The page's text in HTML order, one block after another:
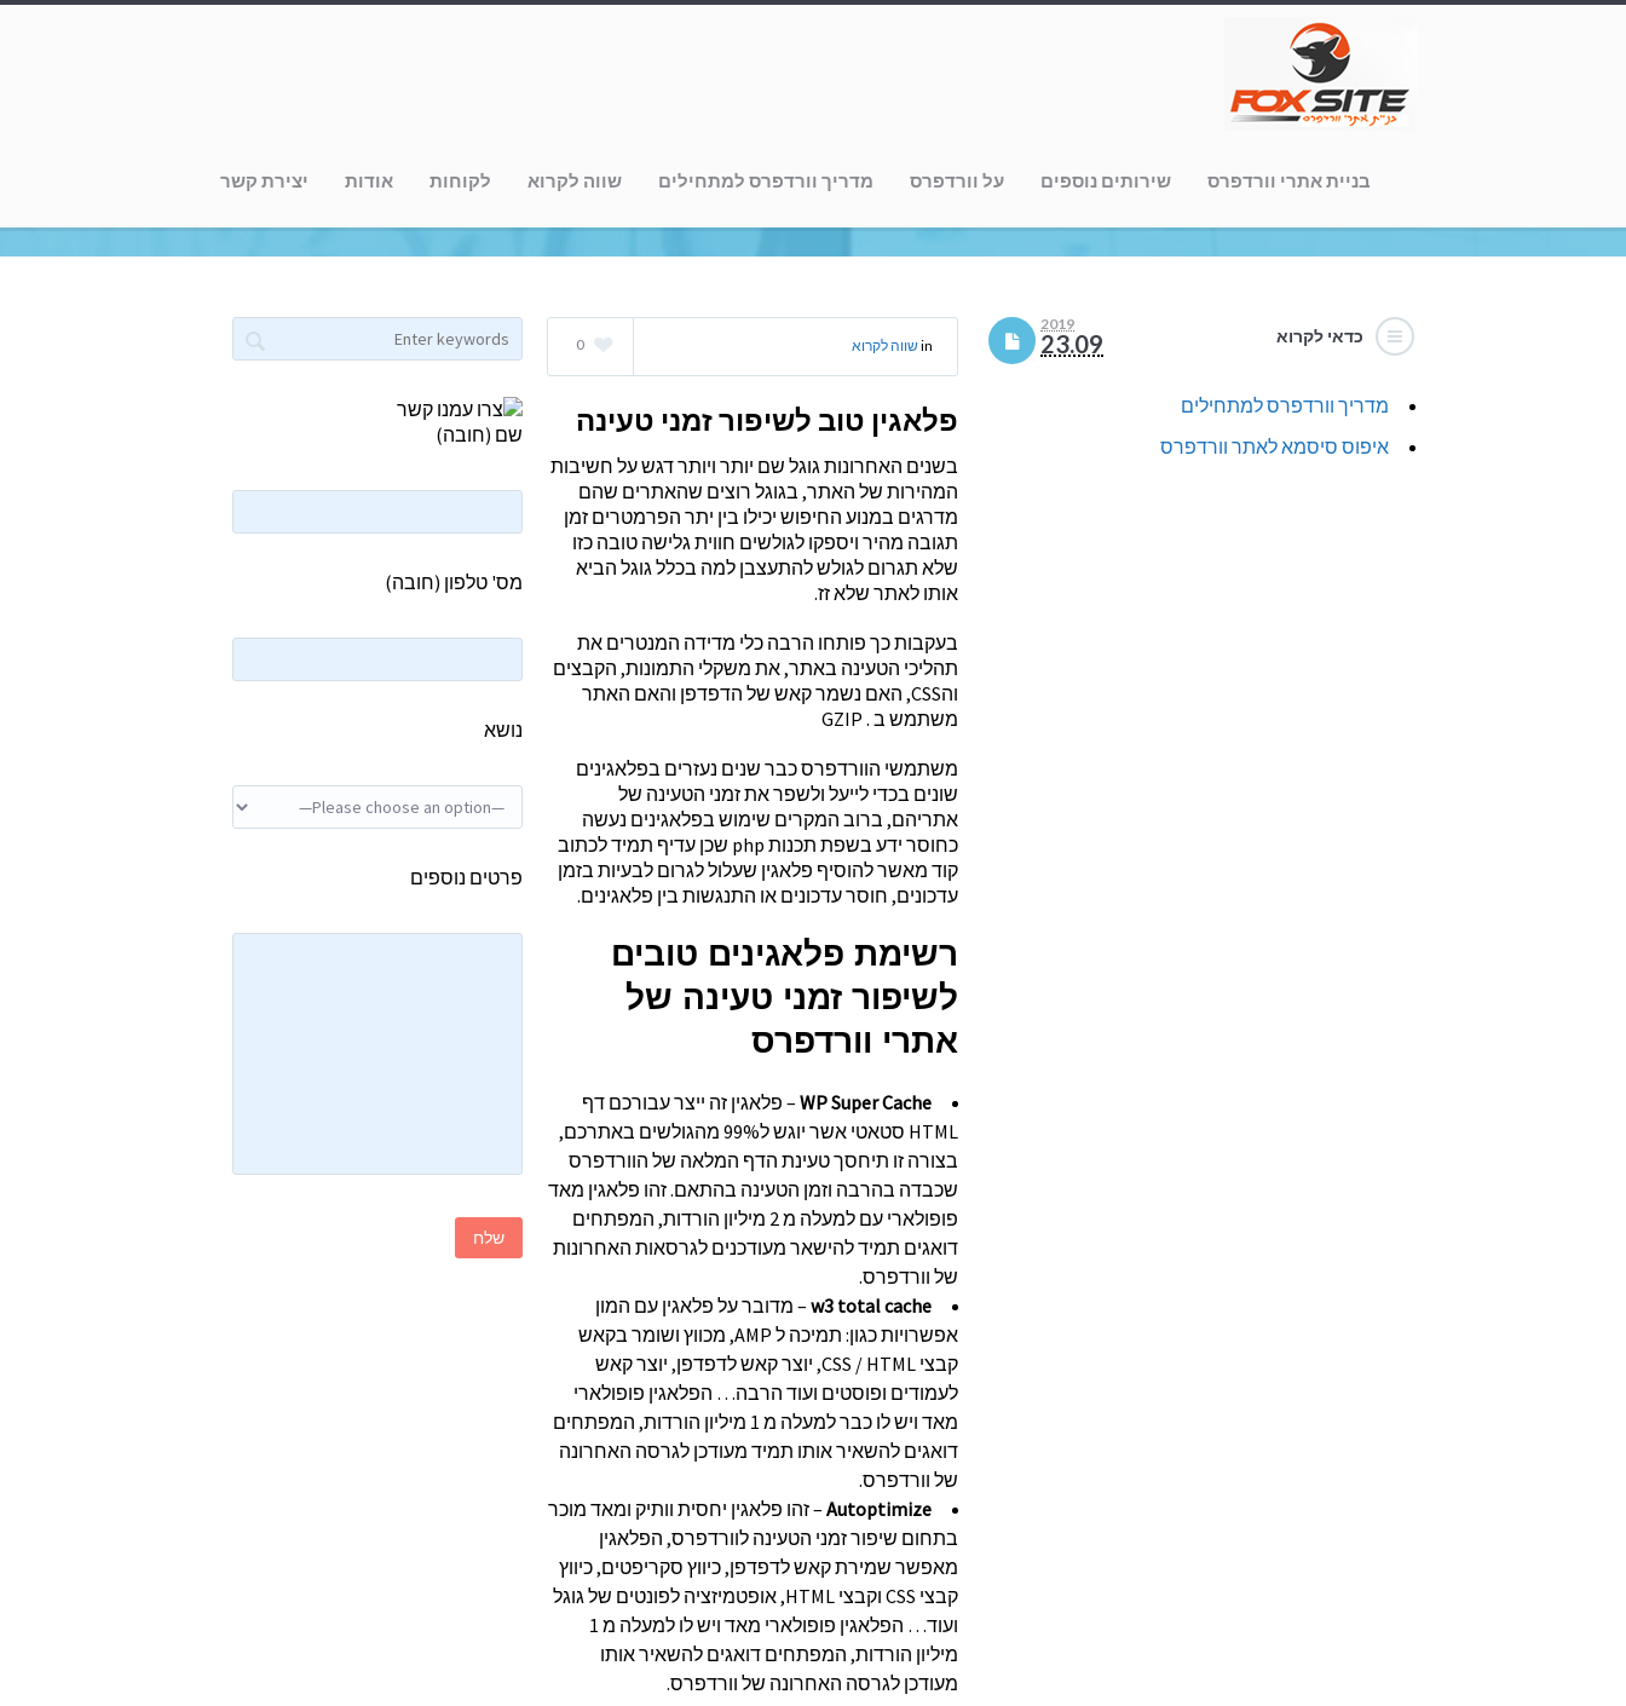
בניית אתרי וורדפרס שירותים נוספים על וורדפרס מדריך וורדפרס למתחילים שווה לקרוא לקוחות אודות יצירת קשר פלאגין טוב לשיפור זמני טעינה
כדאי לקרוא
מדריך וורדפרס למתחילים
איפוס סיסמא לאתר וורדפרס
2019
23.09
inשווה לקרוא 0
פלאגין טוב לשיפור זמני טעינה
בשנים האחרונות גוגל שם יותר ויותר דגש על חשיבות
המהירות של האתר, בגוגל רוצים שהאתרים שהם
מדרגים במנוע החיפוש יכילו בין יתר הפרמטרים זמן
תגובה מהיר ויספקו לגולשים חווית גלישה טובה כזו
שלא תגרום לגולש להתעצבן למה בכלל גוגל הביא
אותו לאתר שלא זז.
בעקבות כך פותחו הרבה כלי מדידה המנטרים את
תהליכי הטעינה באתר, את משקלי התמונות, הקבצים
והCSS, האם נשמר קאש של הדפדפן והאם האתר
משתמש ב . GZIP
משתמשי הוורדפרס כבר שנים נעזרים בפלאגינים
שונים בכדי לייעל ולשפר את זמני הטעינה של
אתריהם, ברוב המקרים שימוש בפלאגינים נעשה
כחוסר ידע בשפת תכנות php שכן עדיף תמיד לכתוב
קוד מאשר להוסיף פלאגין שעלול לגרום לבעיות בזמן
עדכונים, חוסר עדכונים או התנגשות בין פלאגינים.
רשימת פלאגינים טובים
לשיפור זמני טעינה של
אתרי וורדפרס
WP Super Cache – פלאגין זה ייצר עבורכם דף
HTML סטאטי אשר יוגש ל99% מהגולשים באתרכם,
בצורה זו תיחסך טעינת הדף המלאה של הוורדפרס
שכבדה בהרבה וזמן הטעינה בהתאם. זהו פלאגין מאד
פופולארי עם למעלה מ 2 מיליון הורדות, המפתחים
דואגים תמיד להישאר מעודכנים לגרסאות האחרונות
של וורדפרס.
w3 total cache – מדובר על פלאגין עם המון
אפשרויות כגון: תמיכה ל AMP, מכווץ ושומר בקאש
קבצי CSS / HTML, יוצר קאש לדפדפן, יוצר קאש
לעמודים ופוסטים ועוד הרבה… הפלאגין פופולארי
מאד ויש לו כבר למעלה מ 1 מיליון הורדות, המפתחים
דואגים להשאיר אותו תמיד מעודכן לגרסה האחרונה
של וורדפרס.
Autoptimize – זהו פלאגין יחסית וותיק ומאד מוכר
בתחום שיפור זמני הטעינה לוורדפרס, הפלאגין
מאפשר שמירת קאש לדפדפן, כיווץ סקריפטים, כיווץ
קבצי CSS וקבצי HTML, אופטמיזציה לפונטים של גוגל
ועוד… הפלאגין פופולארי מאד ויש לו למעלה מ 1
מיליון הורדות, המפתחים דואגים להשאיר אותו
מעודכן לגרסה האחרונה של וורדפרס.
שם (חובה)
מס' טלפון (חובה)
נושא
פרטים נוספים